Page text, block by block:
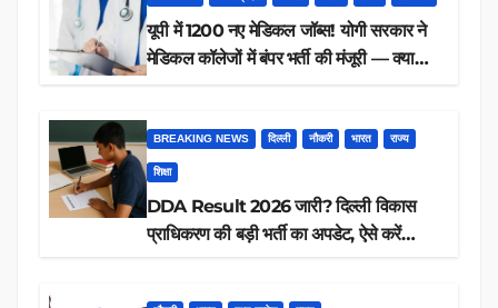
यूपी में 1200 नए मेडिकल जॉब्स! योगी सरकार ने
मेडिकल कॉलेजों में बंपर भर्ती की मंजूरी — क्या
BREAKING NEWS दिल्ली नौकरी भारत राज्य
शिक्षा
DDA Result 2026 जारी? दिल्ली विकास
प्राधिकरण की बड़ी भर्ती का अपडेट, ऐसे करें